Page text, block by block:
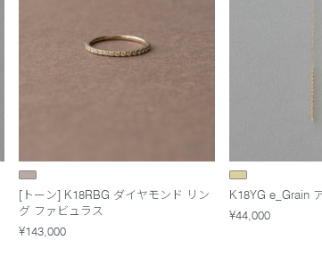
[トーン] K18RBG ダイヤモンド リン
グ ファビュラス
¥143,000
K18YG e_Grain
¥44,000